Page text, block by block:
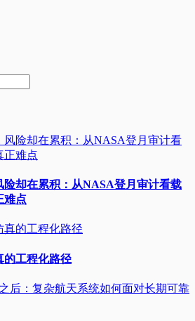
险却在累积：从NASA登月审计看载
难点
的工程化路径